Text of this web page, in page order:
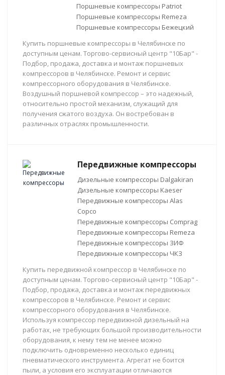
Поршневые компрессоры Patriot
Поршневые компрессоры Remeza
Поршневые компрессоры Бежецкий
Купить поршневые компрессоры в Челябинске по
доступным ценам. Торгово-сервисный центр "10Бар" -
Подбор, продажа, доставка и монтаж поршневых
компрессоров в Челябинске. Ремонт и сервис
компрессорного оборудования в Челябинске.
Воздушный поршневой компрессор – это надежный,
относительно простой механизм, служащий для
получения сжатого воздуха. Он востребован в
различных отраслях промышленности.
Передвижные компрессоры
Дизельные компрессоры Dalgakiran
Дизельные компрессоры Kaeser
Передвижные компрессоры Alas
Copco
Передвижные компрессоры Comprag
Передвижные компрессоры Remeza
Передвижные компрессоры ЗИФ
Передвижные компрессоры ЧКЗ
Купить передвижной компрессор в Челябинске по
доступным ценам. Торгово-сервисный центр "10Бар" -
Подбор, продажа, доставка и монтаж передвижных
компрессоров в Челябинске. Ремонт и сервис
компрессорного оборудования в Челябинске.
Используя компрессор передвижной дизельный на
работах, не требующих большой производительности
оборудования, к нему тем не менее можно
подключить одновременно несколько единиц
пневматического инструмента. Агрегат не боится
пыли, а условия его эксплуатации отличаются